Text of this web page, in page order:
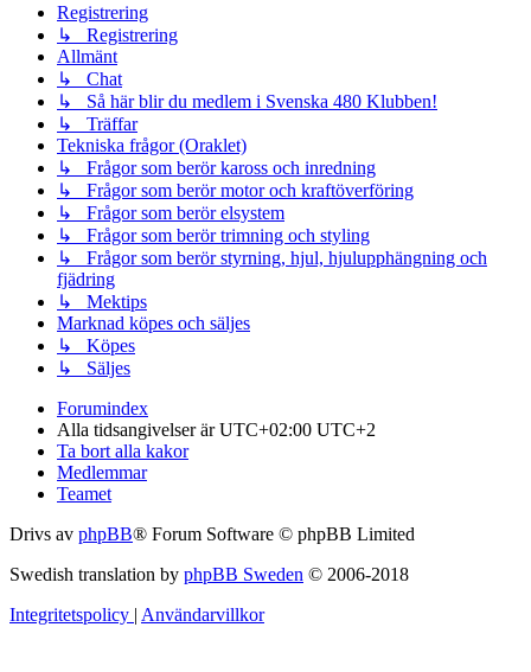
Registrering
↳ Registrering
Allmänt
↳ Chat
↳ Så här blir du medlem i Svenska 480 Klubben!
↳ Träffar
Tekniska frågor (Oraklet)
↳ Frågor som berör kaross och inredning
↳ Frågor som berör motor och kraftöverföring
↳ Frågor som berör elsystem
↳ Frågor som berör trimning och styling
↳ Frågor som berör styrning, hjul, hjulupphängning och
fjädring
↳ Mektips
Marknad köpes och säljes
↳ Köpes
↳ Säljes
Forumindex
Alla tidsangivelser är UTC+02:00 UTC+2
Ta bort alla kakor
Medlemmar
Teamet
Drivs av phpBB® Forum Software © phpBB Limited
Swedish translation by phpBB Sweden © 2006-2018
Integritetspolicy | Användarvillkor